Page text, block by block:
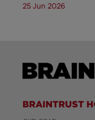
25 Jun 2026
BRAINTRUST